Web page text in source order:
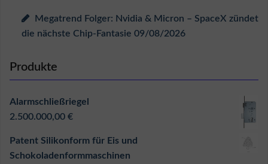
Megatrend Folger: Nvidia & Micron – SpaceX zündet
die nächste Chip-Fantasie 09/08/2026
Produkte
Alarmschließriegel
2.500.000,00 €
Patent Silikonform für Eis und
Schokoladenformmaschinen